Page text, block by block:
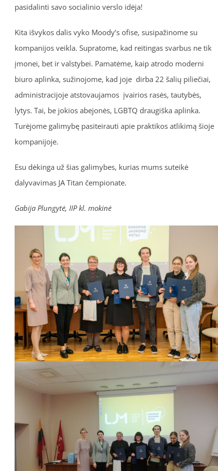
pasidalinti savo socialinio verslo idėja!
Kita išvykos dalis vyko Moody’s ofise, susipažinome su
kompanijos veikla. Supratome, kad reitingas svarbus ne tik
įmonei, bet ir valstybei. Pamatėme, kaip atrodo moderni
biuro aplinka, sužinojome, kad joje dirba 22 šalių piliečiai,
administracijoje atstovaujamos įvairios rasės, tautybės,
lytys. Tai, be jokios abejonės, LGBTQ draugiška aplinka.
Turėjome galimybę pasiteirauti apie praktikos atlikimą šioje
kompanijoje.
Esu dėkinga už šias galimybes, kurias mums suteikė
dalyvavimas JA Titan čempionate.
Gabija Plungytė, IIP kl. mokinė